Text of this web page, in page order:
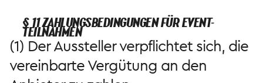
§ 11 ZAHLUNGSBEDINGUNGEN FÜR EVENT-
TEILNAHMEN
(1) Der Aussteller verpflichtet sich, die
vereinbarte Vergütung an den